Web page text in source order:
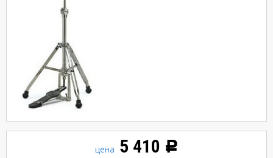
цена 5 410 Р